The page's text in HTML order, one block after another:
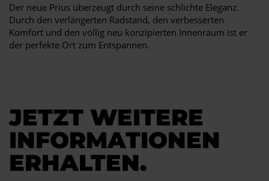
Der neue Prius überzeugt durch seine schlichte Eleganz.
Durch den verlängerten Radstand, den verbesserten
Komfort und den völlig neu konzipierten Innenraum ist er
der perfekte Ort zum Entspannen.
JETZT WEITERE
INFORMATIONEN
ERHALTEN.